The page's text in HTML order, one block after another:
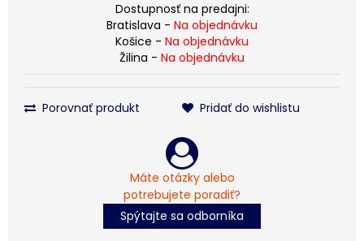
Dostupnosť na predajni:
Bratislava - Na objednávku
Košice - Na objednávku
Žilina - Na objednávku
Porovnať produkt Pridať do wishlistu
Máte otázky alebo
potrebujete poradiť?
Spýtajte sa odborníka